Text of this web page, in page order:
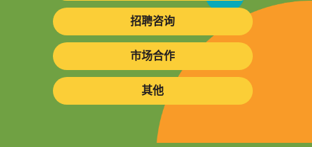
招聘咨询
市场合作
其他